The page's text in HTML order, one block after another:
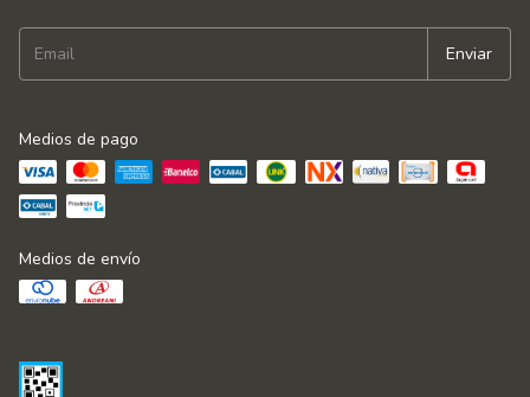
Medios de pago
Medios de envío